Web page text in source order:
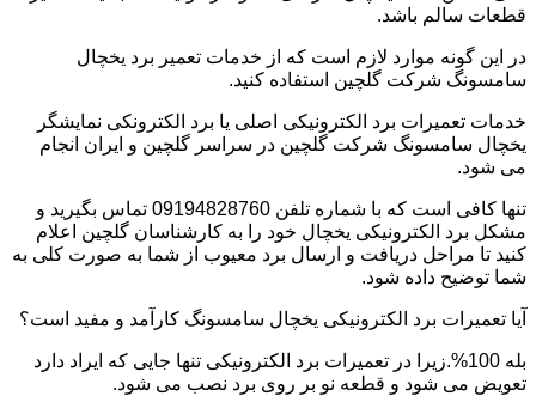
قطعات سالم باشد.
در این گونه موارد لازم است که از خدمات تعمیر برد یخچال
سامسونگ شرکت گلچین استفاده کنید.
خدمات تعمیرات برد الکترونیکی اصلی یا برد الکترونکی نمایشگر
یخچال سامسونگ شرکت گلچین در سراسر گلچین و ایران انجام
می شود.
تنها کافی است که با شماره تلفن 09194828760 تماس بگیرید و
مشکل برد الکترونیکی یخچال خود را به کارشناسان گلچین اعلام
کنید تا مراحل دریافت و ارسال برد معیوب از شما به صورت کلی به
شما توضیح داده شود.
آیا تعمیرات برد الکترونیکی یخچال سامسونگ کارآمد و مفید است؟
بله 100%.زیرا در تعمیرات برد الکترونیکی تنها جایی که ایراد دارد
تعویض می شود و قطعه نو بر روی برد نصب می شود.